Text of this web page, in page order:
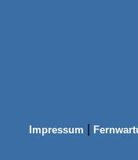
Impressum